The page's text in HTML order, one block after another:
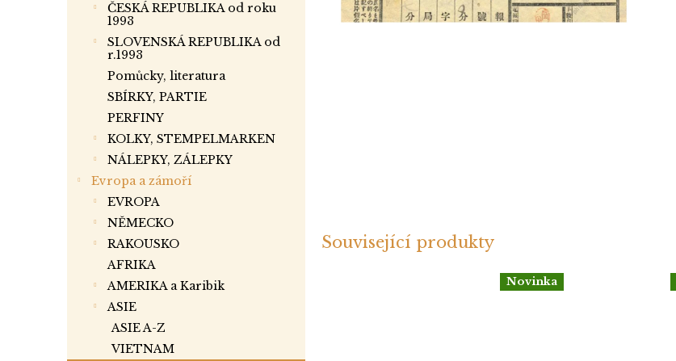
ČESKÁ REPUBLIKA od roku
1993
SLOVENSKÁ REPUBLIKA od
r.1993
Pomůcky, literatura
SBÍRKY, PARTIE
PERFINY
KOLKY, STEMPELMARKEN
NÁLEPKY, ZÁLEPKY
Evropa a zámoří
EVROPA
NĚMECKO
RAKOUSKO
AFRIKA
AMERIKA a Karibik
ASIE
ASIE A-Z
VIETNAM
Související produkty
Novinka